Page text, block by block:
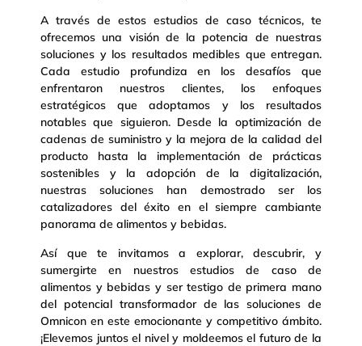
A través de estos estudios de caso técnicos, te
ofrecemos una visión de la potencia de nuestras
soluciones y los resultados medibles que entregan.
Cada estudio profundiza en los desafíos que
enfrentaron nuestros clientes, los enfoques
estratégicos que adoptamos y los resultados
notables que siguieron. Desde la optimización de
cadenas de suministro y la mejora de la calidad del
producto hasta la implementación de prácticas
sostenibles y la adopción de la digitalización,
nuestras soluciones han demostrado ser los
catalizadores del éxito en el siempre cambiante
panorama de alimentos y bebidas.
Así que te invitamos a explorar, descubrir, y
sumergirte en nuestros estudios de caso de
alimentos y bebidas y ser testigo de primera mano
del potencial transformador de las soluciones de
Omnicon en este emocionante y competitivo ámbito.
¡Elevemos juntos el nivel y moldeemos el futuro de la